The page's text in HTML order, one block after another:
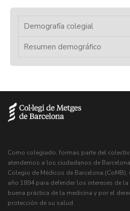
Demografía colegial
Resumen demográfico
Como colegiado, formas parte del
atendemos a los ciudadanos de
Colegio de Médicos de Barcelona
año 1894 para defender los intereses de
buena práctica de la medicina y por el
protección de su salud.